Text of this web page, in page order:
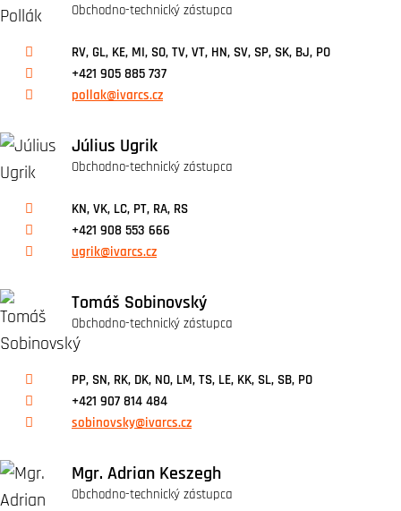
Obchodno-technický zástupca
RV, GL, KE, MI, SO, TV, VT, HN, SV, SP, SK, BJ, PO
+421 905 885 737
pollak@ivarcs.cz
Július Ugrik
Obchodno-technický zástupca
KN, VK, LC, PT, RA, RS
+421 908 553 666
ugrik@ivarcs.cz
Tomáš Sobinovský
Obchodno-technický zástupca
PP, SN, RK, DK, NO, LM, TS, LE, KK, SL, SB, PO
+421 907 814 484
sobinovsky@ivarcs.cz
Mgr. Adrian Keszegh
Obchodno-technický zástupca